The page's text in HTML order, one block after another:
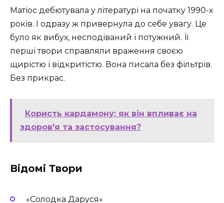
Матіос дебютувала у літературі на початку 1990-х
років. І одразу ж привернула до себе увагу. Це
було як вибух, несподіваний і потужний. Її
перші твори справляли враження своєю
щирістю і відкритістю. Вона писала без фільтрів.
Без прикрас.
Користь кардамону: як він впливає на
здоров'я та застосування?
Відомі Твори
«Солодка Даруся»